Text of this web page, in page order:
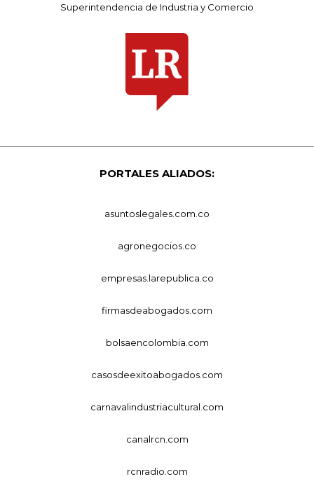
Superintendencia de Industria y Comercio
PORTALES ALIADOS:
asuntoslegales.com.co
agronegocios.co
empresas.larepublica.co
firmasdeabogados.com
bolsaencolombia.com
casosdeexitoabogados.com
carnavalindustriacultural.com
canalrcn.com
rcnradio.com